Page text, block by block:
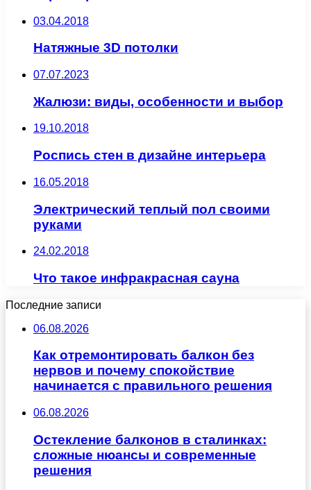
03.04.2018
Натяжные 3D потолки
07.07.2023
Жалюзи: виды, особенности и выбор
19.10.2018
Роспись стен в дизайне интерьера
16.05.2018
Электрический теплый пол своими
руками
24.02.2018
Что такое инфракрасная сауна
Последние записи
06.08.2026
Как отремонтировать балкон без
нервов и почему спокойствие
начинается с правильного решения
06.08.2026
Остекление балконов в сталинках:
сложные нюансы и современные
решения